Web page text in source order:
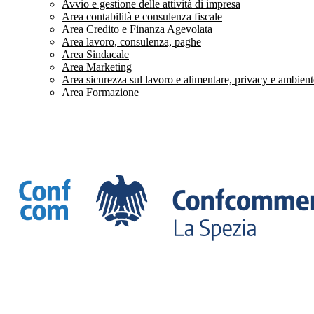
Avvio e gestione delle attività di impresa
Area contabilità e consulenza fiscale
Area Credito e Finanza Agevolata
Area lavoro, consulenza, paghe
Area Sindacale
Area Marketing
Area sicurezza sul lavoro e alimentare, privacy e
Area Formazione